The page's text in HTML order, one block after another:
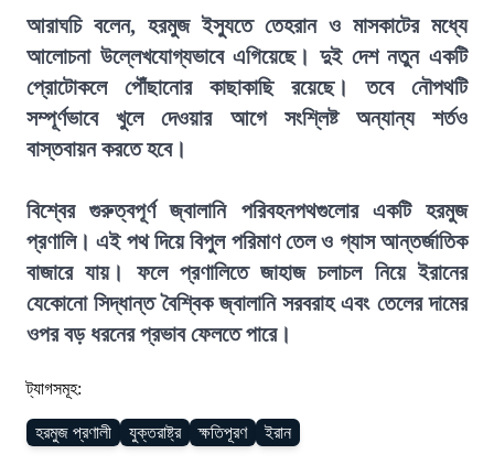
আরাঘচি বলেন, হরমুজ ইস্যুতে তেহরান ও মাসকাটের মধ্যে
আলোচনা উল্লেখযোগ্যভাবে এগিয়েছে। দুই দেশ নতুন একটি
প্রোটোকলে পৌঁছানোর কাছাকাছি রয়েছে। তবে নৌপথটি
সম্পূর্ণভাবে খুলে দেওয়ার আগে সংশ্লিষ্ট অন্যান্য শর্তও
বাস্তবায়ন করতে হবে।
বিশ্বের গুরুত্বপূর্ণ জ্বালানি পরিবহনপথগুলোর একটি হরমুজ
প্রণালি। এই পথ দিয়ে বিপুল পরিমাণ তেল ও গ্যাস আন্তর্জাতিক
বাজারে যায়। ফলে প্রণালিতে জাহাজ চলাচল নিয়ে ইরানের
যেকোনো সিদ্ধান্ত বৈশ্বিক জ্বালানি সরবরাহ এবং তেলের দামের
ওপর বড় ধরনের প্রভাব ফেলতে পারে।
ট্যাগসমূহ:
হরমুজ প্রণালী যুক্তরাষ্ট্র ক্ষতিপূরণ ইরান